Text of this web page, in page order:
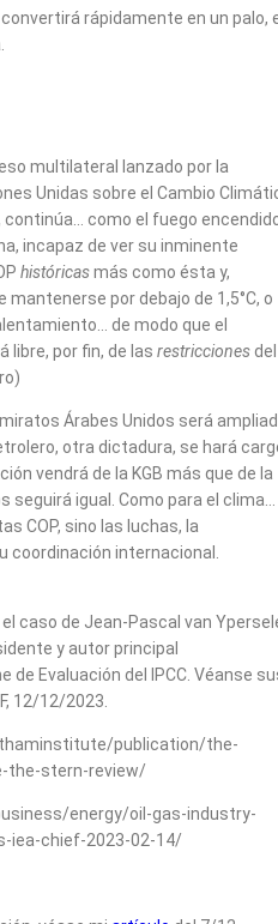
rápidamente en un palo,
multilateral lanzado por la
Unidas sobre el Cambio
como el fuego
incapaz de ver su inminente
históricasmás como ésta y,
por debajo de 1,5°C, o
de modo que el
libre, por fin, de las restricciones del
Árabes Unidos será
otra dictadura, se hará
vendrá de la KGB más que de la
seguirá igual. Como para el clima…
COP, sino las luchas, la
coordinación internacional.
caso de Jean-Pascal van
y autor principal
Evaluación del IPCC. Véanse
12/12/2023.
publication/the-
the-stern-review/
energy/oil-gas-industry-
iea-chief-2023-02-14/